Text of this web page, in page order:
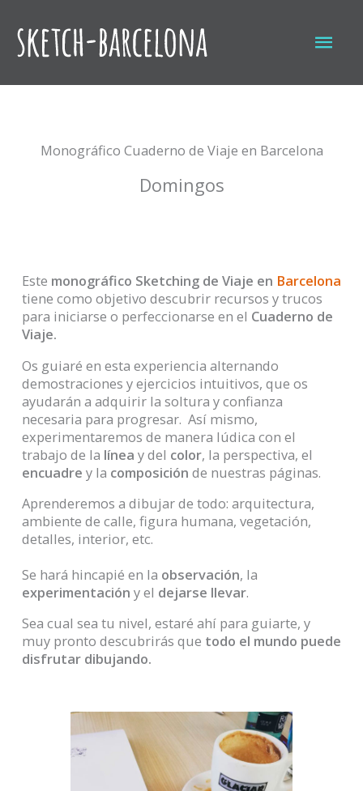
contenido
Monográfico Cuaderno de Viaje en Barcelona
Domingos
Este monográfico Sketching de Viaje en Barcelona
tiene como objetivo descubrir recursos y trucos
para iniciarse o perfeccionarse en el Cuaderno de
Viaje.
Os guiaré en esta experiencia alternando
demostraciones y ejercicios intuitivos, que os
ayudarán a adquirir la soltura y confianza
necesaria para progresar. Así mismo,
experimentaremos de manera lúdica con el
trabajo de la línea y del color, la perspectiva, el
encuadre y la composición de nuestras páginas.
Aprenderemos a dibujar de todo: arquitectura,
ambiente de calle, figura humana, vegetación,
detalles, interior, etc.
Se hará hincapié en la observación, la
experimentación y el dejarse llevar.
Sea cual sea tu nivel, estaré ahí para guiarte, y
muy pronto descubrirás que todo el mundo puede
disfrutar dibujando.